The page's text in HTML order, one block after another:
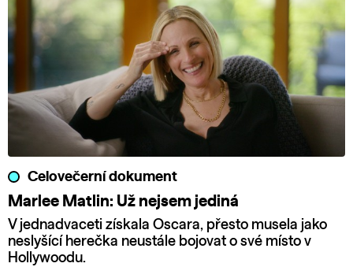
Celovečerní dokument
Marlee Matlin: Už nejsem jediná
V jednadvaceti získala Oscara, přesto musela jako
neslyšící herečka neustále bojovat o své místo v
Hollywoodu.